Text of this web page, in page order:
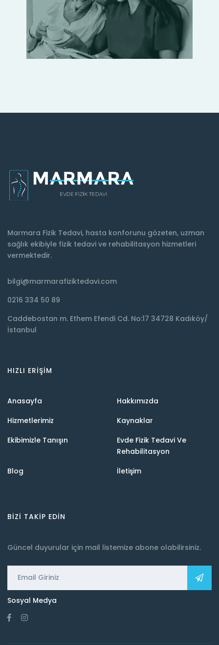
Marmara Fizik Tedavi, hasta konforunu gözeten, uzman
sağlık ekibiyle fizik tedavi ve rehabilitasyon hizmetleri
vermektedir.
bilgi@marmarafiziktedavi.com
0216 334 50 89
Caddebostan m. Ethem Efendi Cd. No:17 34728 Kadıköy/
İstanbul
HIZLI ERIŞIM
Anasayfa
Hakkımızda
Hizmetlerimiz
Kaynaklar
Ekibimizle Tanışın
Evde Fizik Tedavi Ve
Rehabilitasyon
Blog
İletişim
BIZI TAKIP EDIN
Güncel duyurular için mail listemize abone olabilirsiniz.
Sosyal Medya